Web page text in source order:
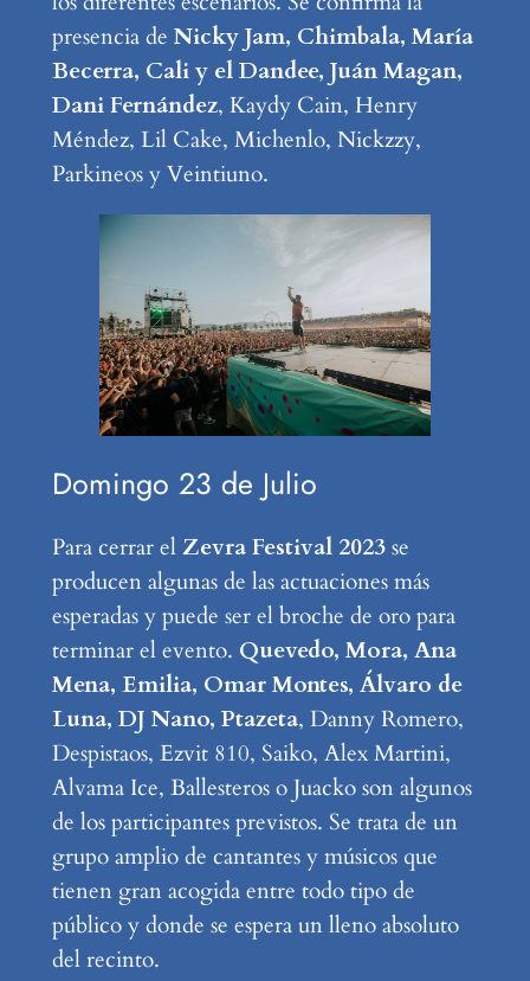
presencia de Nicky Jam, Chimbala, María
Becerra, Cali y el Dandee, Juán Magan,
Dani Fernández, Kaydy Cain, Henry
Méndez, Lil Cake, Michenlo, Nickzzy,
Parkineos y Veintiuno.
Domingo 23 de Julio
Para cerrar elZevra Festival 2023se
producen algunas de las actuaciones más
esperadas y puede ser el broche de oro para
terminar el evento. Quevedo, Mora, Ana
Mena, Emilia, Omar Montes, Álvaro de
Luna, DJ Nano, Ptazeta, Danny Romero,
Despistaos, Ezvit 810, Saiko, Alex Martini,
Alvama Ice, Ballesteros o Juacko son algunos
de los participantes previstos. Se trata de un
grupo amplio de cantantes y músicos que
tienen gran acogida entre todo tipo de
público y donde se espera un lleno absoluto
del recinto.